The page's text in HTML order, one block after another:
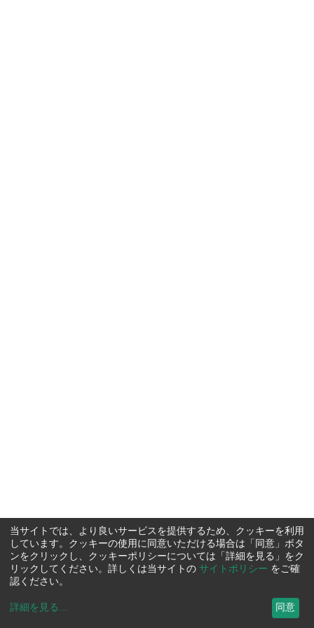
当サイトでは、より良いサービスを提供するため、クッキーを利用
しています。クッキーの使用に同意いただける場合は「同意」ボタ
ンをクリックし、クッキーポリシーについては「詳細を見る」をク
リックしてください。詳しくは当サイトの サイトポリシー をご確
認ください。
詳細を見る ... 同意